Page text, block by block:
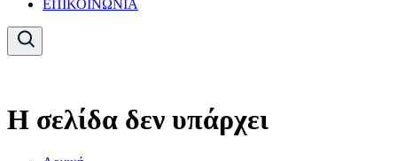
ΕΠΙΚΟΙΝΩΝΙΑ
Η σελίδα δεν υπάρχει